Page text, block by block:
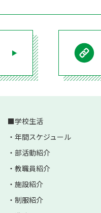
学校生活
年間スケジュール
部活動紹介
教職員紹介
施設紹介
制服紹介